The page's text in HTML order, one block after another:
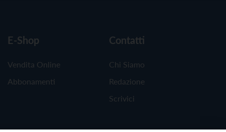
E-Shop
Vendita Online
Abbonamenti
Contatti
Chi Siamo
Redazione
Scrivici